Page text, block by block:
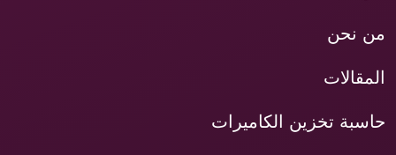
من نحن
المقالات
حاسبة تخزين الكاميرات